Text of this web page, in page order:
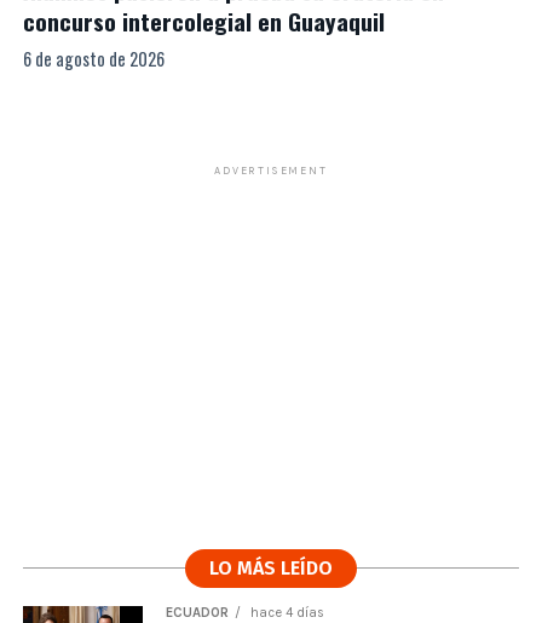
concurso intercolegial en Guayaquil
6 de agosto de 2026
ADVERTISEMENT
LO MÁS LEÍDO
ECUADOR hace 4 días